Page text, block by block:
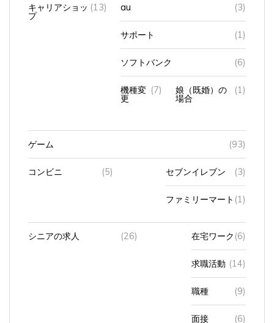
プ
サポート (1)
(6)
機種変
更
(7) 娘（既婚）の
場合
(1)
ゲーム (93)
コンビニ (5) セブンイレブン (3)
(1)
シニアの求人 (26) 在宅ワーク (6)
求職活動 (14)
職種 (9)
面接 (6)